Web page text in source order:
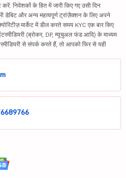
निवेशकों के हित में जारी किए गए उसी दिन
डेबिट और अन्य महत्वपूर्ण ट्रांज़ैक्शन के लिए अपने
मार्केट में डील करते समय KYC एक बार किए
(ब्रोकर, DP, म्यूचुअल फंड आदि) के माध्यम
से संपर्क करते हैं, तो आपको फिर से यही